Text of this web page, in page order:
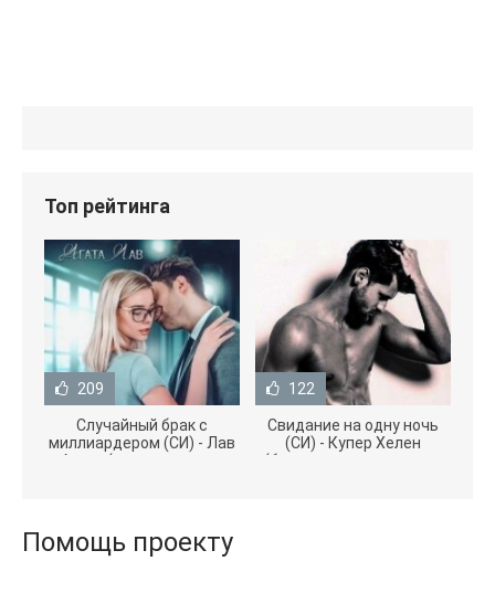
Топ рейтинга
209
Случайный брак с
миллиардером (СИ) - Лав
Агата (полная версия
122
Свидание на одну ночь
(СИ) - Купер Хелен
(бесплатные серии книг
Помощь проекту